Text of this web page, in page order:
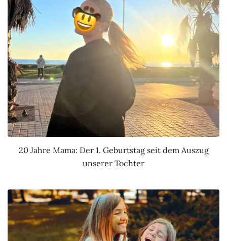
20 Jahre Mama: Der 1. Geburtstag seit dem Auszug
unserer Tochter